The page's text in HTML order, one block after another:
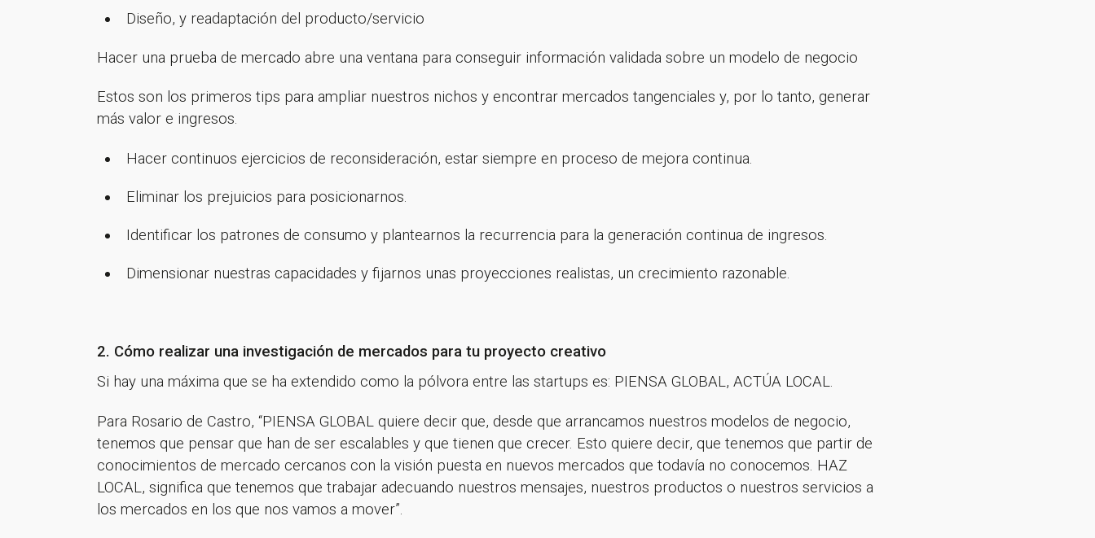
Diseño, y readaptación del producto/servicio
Hacer una prueba de mercado abre una ventana para conseguir información validada sobre un modelo de negocio
Estos son los primeros tips para ampliar nuestros nichos y encontrar mercados tangenciales y, por lo tanto, generar
más valor e ingresos.
Hacer continuos ejercicios de reconsideración, estar siempre en proceso de mejora continua.
Eliminar los prejuicios para posicionarnos.
Identificar los patrones de consumo y plantearnos la recurrencia para la generación continua de ingresos.
Dimensionar nuestras capacidades y fijarnos unas proyecciones realistas, un crecimiento razonable.
2. Cómo realizar una investigación de mercados para tu proyecto creativo
Si hay una máxima que se ha extendido como la pólvora entre las startups es: PIENSA GLOBAL, ACTÚA LOCAL.
Para Rosario de Castro, “PIENSA GLOBAL quiere decir que, desde que arrancamos nuestros modelos de negocio,
tenemos que pensar que han de ser escalables y que tienen que crecer. Esto quiere decir, que tenemos que partir de
conocimientos de mercado cercanos con la visión puesta en nuevos mercados que todavía no conocemos. HAZ
LOCAL, significa que tenemos que trabajar adecuando nuestros mensajes, nuestros productos o nuestros servicios a
los mercados en los que nos vamos a mover”.